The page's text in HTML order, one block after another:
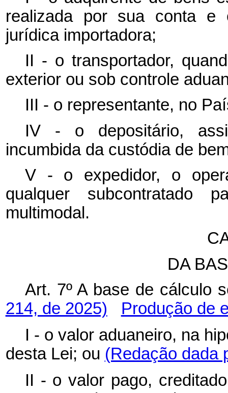
realizada por sua conta e
jurídica importadora;
II - o transportador,
exterior ou sob controle
III - o representante, no
IV - o depositário,
incumbida da custódia de
V - o expedidor, o
qualquer subcontratado
multimodal.
DA
Art. 7º A base de
214, de 2025)
Produção de
I - o valor aduaneiro, na
desta Lei; ou (Redação dada
II - o valor pago,